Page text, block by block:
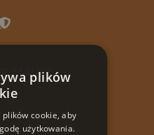
ZAKUPYplików
cookie, aby
użytkowania.